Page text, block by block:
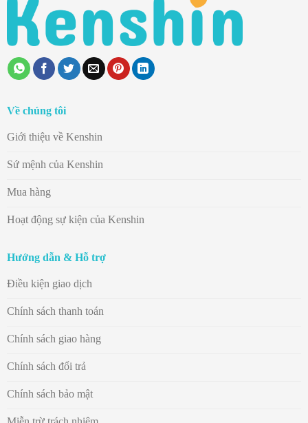
Về chúng tôi
Giới thiệu về Kenshin
Sứ mệnh của Kenshin
Mua hàng
Hoạt động sự kiện của Kenshin
Hướng dẫn & Hỗ trợ
Điều kiện giao dịch
Chính sách thanh toán
Chính sách giao hàng
Chính sách đổi trả
Chính sách bảo mật